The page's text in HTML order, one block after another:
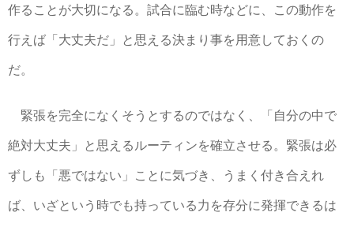
作ることが大切になる。試合に臨む時などに、この動作を
行えば「大丈夫だ」と思える決まり事を用意しておくの
だ。
緊張を完全になくそうとするのではなく、「自分の中で
絶対大丈夫」と思えるルーティンを確立させる。緊張は必
ずしも「悪ではない」ことに気づき、うまく付き合えれ
ば、いざという時でも持っている力を存分に発揮できるは